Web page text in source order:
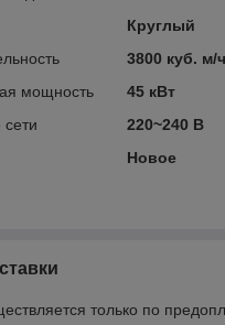
Круглый
3800 куб. м/
мощность
45 кВт
220~240 В
Новое
только по